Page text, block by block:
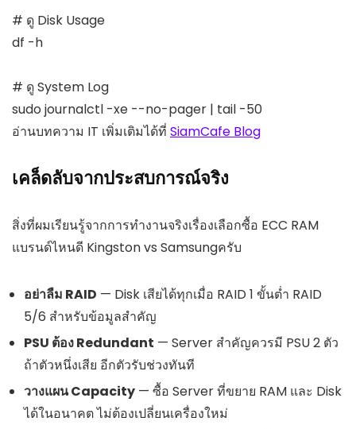
# ดู Disk Usage
df -h
# ดู System Log
sudo journalctl -xe --no-pager | tail -50
อ่านบทความ IT เพิ่มเติมได้ที่ SiamCafe Blog
เคล็ดลับจากประสบการณ์จริง
สิ่งที่ผมเรียนรู้จากการทำงานจริงเรื่องเลือกซื้อ ECC RAM
แบรนด์ไหนดี Kingston vs Samsungครับ
อย่าลืม RAID — Disk เสียได้ทุกเมื่อ RAID 1 ขั้นต่ำ RAID
5/6 สำหรับข้อมูลสำคัญ
PSU ต้อง Redundant — Server สำคัญควรมี PSU 2 ตัว
ถ้าตัวหนึ่งเสีย อีกตัวรับช่วงทันที
วางแผน Capacity — ซื้อ Server ที่ขยาย RAM และ Disk
ได้ในอนาคต ไม่ต้องเปลี่ยนเครื่องใหม่